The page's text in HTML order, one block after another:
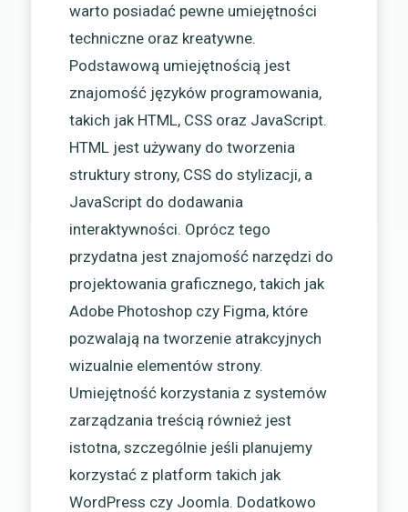
warto posiadać pewne umiejętności
techniczne oraz kreatywne.
Podstawową umiejętnością jest
znajomość języków programowania,
takich jak HTML, CSS oraz JavaScript.
HTML jest używany do tworzenia
struktury strony, CSS do stylizacji, a
JavaScript do dodawania
interaktywności. Oprócz tego
przydatna jest znajomość narzędzi do
projektowania graficznego, takich jak
Adobe Photoshop czy Figma, które
pozwalają na tworzenie atrakcyjnych
wizualnie elementów strony.
Umiejętność korzystania z systemów
zarządzania treścią również jest
istotna, szczególnie jeśli planujemy
korzystać z platform takich jak
WordPress czy Joomla. Dodatkowo